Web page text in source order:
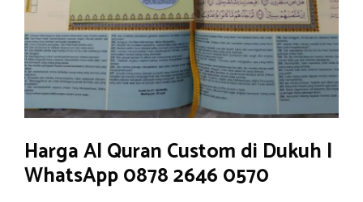
Harga Al Quran Custom di Dukuh |
WhatsApp 0878 2646 0570